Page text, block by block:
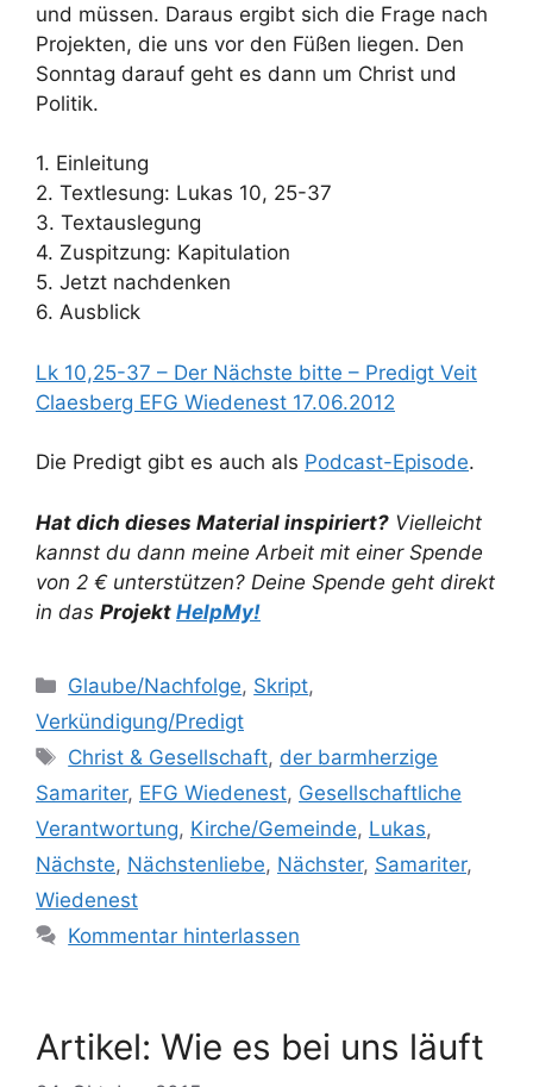
und müssen. Daraus ergibt sich die Frage nach
Projekten, die uns vor den Füßen liegen. Den
Sonntag darauf geht es dann um Christ und
Politik.
1. Einleitung
2. Textlesung: Lukas 10, 25-37
3. Textauslegung
4. Zuspitzung: Kapitulation
5. Jetzt nachdenken
6. Ausblick
Lk 10,25-37 – Der Nächste bitte – Predigt Veit
Claesberg EFG Wiedenest 17.06.2012
Die Predigt gibt es auch als Podcast-Episode.
Hat dich dieses Material inspiriert? Vielleicht
kannst du dann meine Arbeit mit einer Spende
von 2 € unterstützen? Deine Spende geht direkt
in das Projekt HelpMy!
Kategorien
Glaube/Nachfolge, Skript,
Verkündigung/Predigt
Schlagwörter
Christ & Gesellschaft, der barmherzige
Samariter, EFG Wiedenest, Gesellschaftliche
Verantwortung, Kirche/Gemeinde, Lukas,
Nächste, Nächstenliebe, Nächster, Samariter,
Wiedenest
Kommentar hinterlassen
Artikel: Wie es bei uns läuft